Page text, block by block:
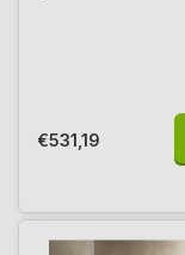
€531,19